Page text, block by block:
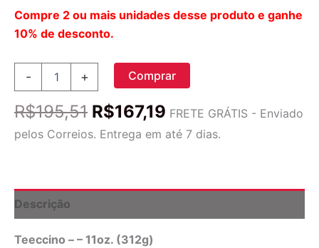
Compre 2 ou mais unidades desse produto e ganhe
10% de desconto.
-
com
de
-
11
Teeccino
+ Comprar
R$195,51 O
preço
original
R$195,51.
R$167,19 O
preço
R$167,19.
FRETE GRÁTIS - Enviado
pelos Correios. Entrega em até 7 dias.
Descrição
Teeccino – – 11oz. (312g)